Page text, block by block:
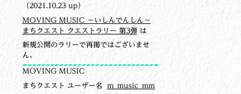
（2021.10.23 up）
MOVING MUSIC ～いしんでんしん～
まちクエスト クエストラリー 第3弾は
新規公開のラリーで再掲ではございませ
ん。
MOVING MUSIC
まちクエスト ユーザー名 m_music_mm